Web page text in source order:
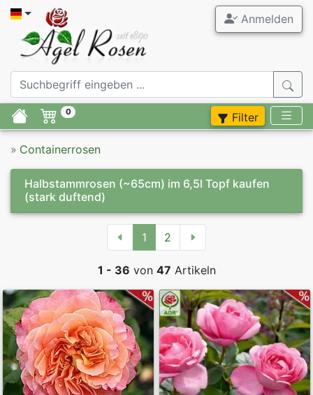
Anmelden
0 Filter
» Containerrosen
Halbstammrosen (~65cm) im 6,5l Topf kaufen
(stark duftend)
1 2
1 - 36 von 47 Artikeln